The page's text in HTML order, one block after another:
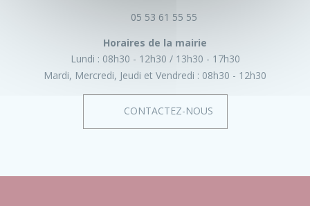
05 53 61 55 55
Horaires de la mairie
Lundi : 08h30 - 12h30
13h30 - 17h30
Mardi, Mercredi, Jeudi et Vendredi : 08h30 - 12h30
CONTACTEZ-NOUS